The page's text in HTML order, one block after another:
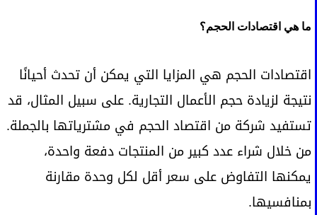
ما هي اقتصادات الحجم؟
اقتصادات الحجم هي المزايا التي يمكن أن تحدث أحيانًا
نتيجة لزيادة حجم الأعمال التجارية. على سبيل المثال، قد
تستفيد شركة من اقتصاد الحجم في مشترياتها بالجملة.
من خلال شراء عدد كبير من المنتجات دفعة واحدة،
يمكنها التفاوض على سعر أقل لكل وحدة مقارنة
بمنافسيها.